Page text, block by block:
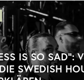
IS SO SAD“:
SWEDISH